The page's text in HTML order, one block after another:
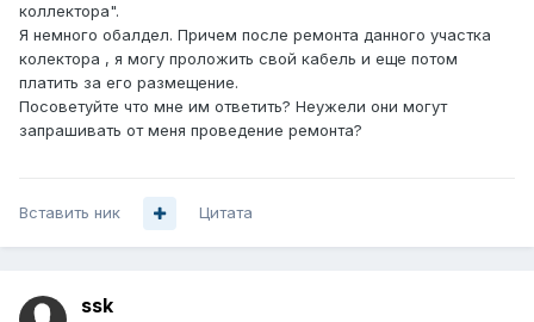
коллектора".
Я немного обалдел. Причем после ремонта данного участка
колектора , я могу проложить свой кабель и еще потом
платить за его размещение.
Посоветуйте что мне им ответить? Неужели они могут
запрашивать от меня проведение ремонта?
Вставить ник Цитата
ssk